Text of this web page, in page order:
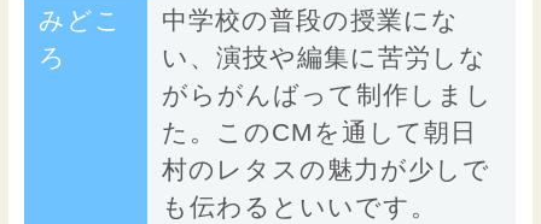
みどこ
ろ
中学校の普段の授業にな
い、演技や編集に苦労しな
がらがんばって制作しまし
た。このCMを通して朝日
村のレタスの魅力が少しで
も伝わるといいです。